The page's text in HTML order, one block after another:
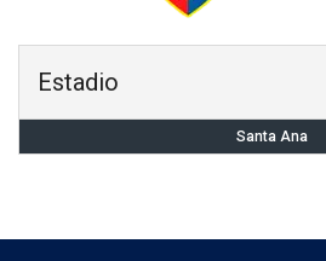
Estadio
Santa Ana